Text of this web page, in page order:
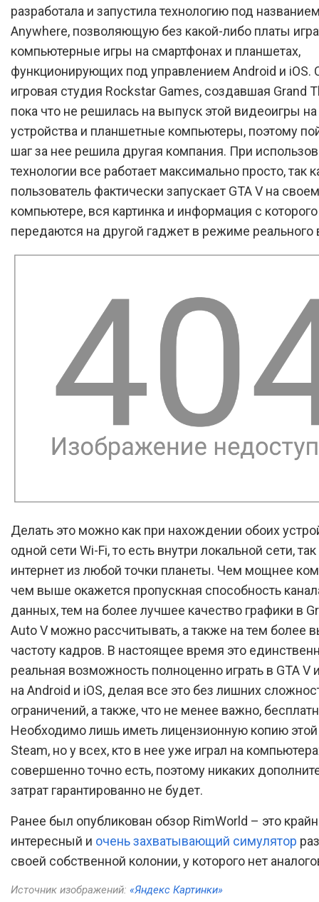
разработала и запустила технологию под
Anywhere, позволяющую без какой-либо платы
компьютерные игры на смартфонах и планшетах,
функционирующих под управлением Android и iOS.
игровая студия Rockstar Games, создавшая Grand
пока что не решилась на выпуск этой видеоигры
устройства и планшетные компьютеры, поэтому
шаг за нее решила другая компания. При
технологии все работает максимально просто, так
пользователь фактически запускает GTA V на
компьютере, вся картинка и информация с
передаются на другой гаджет в режиме реального
Делать это можно как при нахождении обоих
одной сети Wi-Fi, то есть внутри локальной сети,
интернет из любой точки планеты. Чем мощнее
чем выше окажется пропускная способность
данных, тем на более лучшее качество графики в
Auto V можно рассчитывать, а также на тем более
частоту кадров. В настоящее время это
реальная возможность полноценно играть в GTA V
на Android и iOS, делая все это без лишних
ограничений, а также, что не менее важно,
Необходимо лишь иметь лицензионную копию
Steam, но у всех, кто в нее уже играл на
совершенно точно есть, поэтому никаких
затрат гарантированно не будет.
Ранее был опубликован обзор RimWorld – это
интересный и очень захватывающий симулятор
своей собственной колонии, у которого нет
Источник изображений: «Яндекс Картинки»